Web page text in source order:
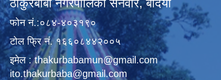
ठाकुरबाबा नगरपालिका सैनवार, बर्दिया
फोन नं.:०८४-४०३१९०
टोल फ्रि नं. १६६०८४४२००५
इमेल : thakurbabamun@gmail.com
ito.thakurbaba@gmail.com